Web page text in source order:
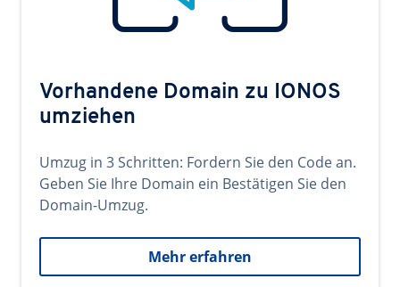
Vorhandene Domain zu IONOS
umziehen
Umzug in 3 Schritten: Fordern Sie den Code an.
Geben Sie Ihre Domain ein Bestätigen Sie den
Domain-Umzug.
Mehr erfahren